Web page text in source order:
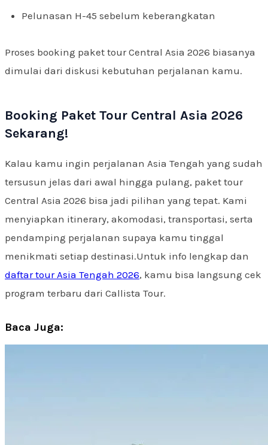
Pelunasan H-45 sebelum keberangkatan
Proses booking paket tour Central Asia 2026 biasanya
dimulai dari diskusi kebutuhan perjalanan kamu.
Booking Paket Tour Central Asia 2026
Sekarang!
Kalau kamu ingin perjalanan Asia Tengah yang sudah
tersusun jelas dari awal hingga pulang, paket tour
Central Asia 2026 bisa jadi pilihan yang tepat. Kami
menyiapkan itinerary, akomodasi, transportasi, serta
pendamping perjalanan supaya kamu tinggal
menikmati setiap destinasi.Untuk info lengkap dan
daftar tour Asia Tengah 2026, kamu bisa langsung cek
program terbaru dari Callista Tour.
Baca Juga: